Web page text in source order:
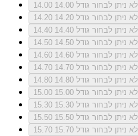
14.00
לא ניתן לבחור גודל 14.00
14.20
לא ניתן לבחור גודל 14.20
14.40
לא ניתן לבחור גודל 14.40
14.50
לא ניתן לבחור גודל 14.50
14.60
לא ניתן לבחור גודל 14.60
14.70
לא ניתן לבחור גודל 14.70
14.80
לא ניתן לבחור גודל 14.80
15.00
לא ניתן לבחור גודל 15.00
15.30
לא ניתן לבחור גודל 15.30
15.50
לא ניתן לבחור גודל 15.50
15.70
לא ניתן לבחור גודל 15.70